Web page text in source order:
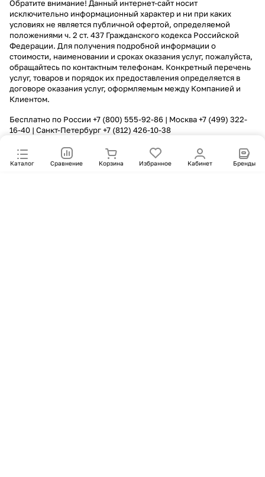
Каталог Сравнение Корзина Избранное Кабинет Бренды
Обратите внимание! Данный интернет-сайт носит
исключительно информационный характер и ни при каких
условиях не является публичной офертой, определяемой
положениями ч. 2 ст. 437 Гражданского кодекса Российской
Федерации. Для получения подробной информации о
стоимости, наименовании и сроках оказания услуг, пожалуйста,
обращайтесь по контактным телефонам. Конкретный перечень
услуг, товаров и порядок их предоставления определяется в
договоре оказания услуг, оформляемым между Компанией и
Клиентом.
Бесплатно по России +7 (800) 555-92-86 | Москва+7 (499) 322-
16-40 | Санкт-Петербург+7 (812) 426-10-38